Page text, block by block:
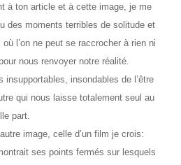
à ton article et à cette image, je me
des moments terribles de solitude et
l’on ne peut se raccrocher à rien ni
nous renvoyer notre réalité.
insupportables, insondables de l’être
qui nous laisse totalement seul au
part.
image, celle d’un film je crois:
ses points fermés sur lesquels